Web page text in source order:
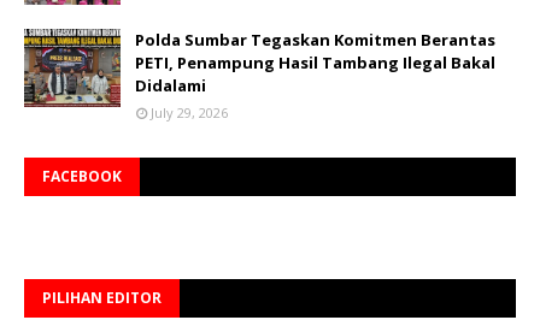
Polda Sumbar Tegaskan Komitmen Berantas
PETI, Penampung Hasil Tambang Ilegal Bakal
Didalami
July 29, 2026
FACEBOOK
PILIHAN EDITOR